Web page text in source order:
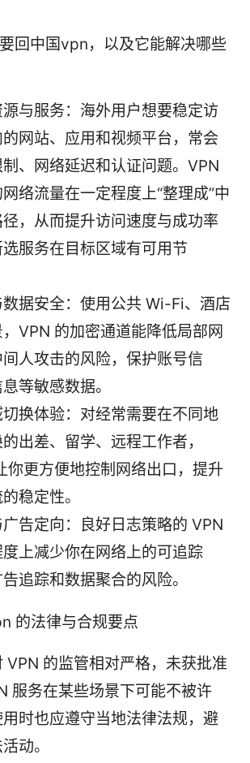
回中国vpn，以及它能解决哪些
与服务：海外用户想要稳定访
网站、应用和视频平台，常会
、网络延迟和认证问题。VPN
络流量在一定程度上“整理成”中
，从而提升访问速度与成功率
选服务在目标区域有可用节
数据安全：使用公共 Wi-Fi、酒店
VPN 的加密通道能降低局部网
人攻击的风险，保护账号信
等敏感数据。
换体验：对经常需要在不同地
出差、留学、远程工作者，
你更方便地控制网络出口，提升
稳定性。
告定向：良好日志策略的 VPN
上减少你在网络上的可追踪
追踪和数据聚合的风险。
的法律与合规要点
VPN 的监管相对严格，未获批准
服务在某些场景下可能不被许
时也应遵守当地法律法规，避
动。